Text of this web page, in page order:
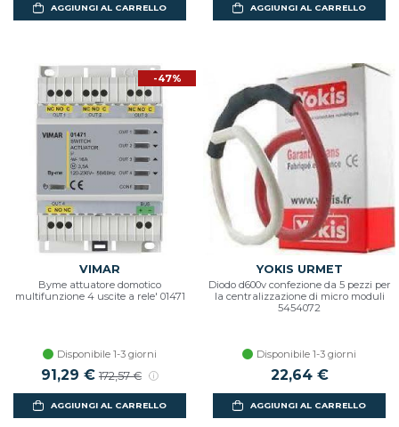
AGGIUNGI AL CARRELLO AGGIUNGI AL CARRELLO
-47%
VIMAR
Byme attuatore domotico
multifunzione 4 uscite a rele' 01471
Disponibile 1-3 giorni
Prezzo scontato
91,29 € Prezzo di listino
172,57 €
AGGIUNGI AL CARRELLO
YOKIS URMET
Diodo d600v confezione da 5 pezzi per
la centralizzazione di micro moduli
5454072
Disponibile 1-3 giorni
22,64 €
AGGIUNGI AL CARRELLO